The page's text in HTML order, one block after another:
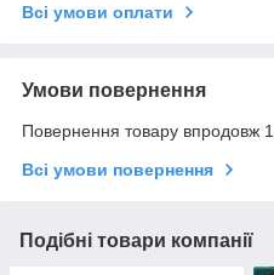
Всі умови оплати
Умови повернення
Повернення товару впродовж
Всі умови повернення
Подібні товари компанії